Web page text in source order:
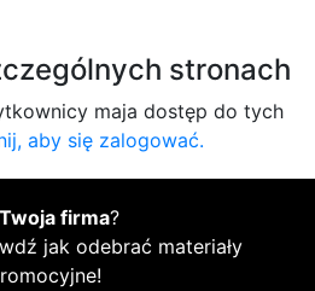
stronach
maja dostęp do tych
aby się zalogować.
firma?
jak odebrać materiały